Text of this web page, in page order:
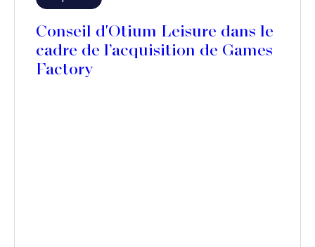
Conseil d'Otium Leisure dans le
cadre de l’acquisition de Games
Factory